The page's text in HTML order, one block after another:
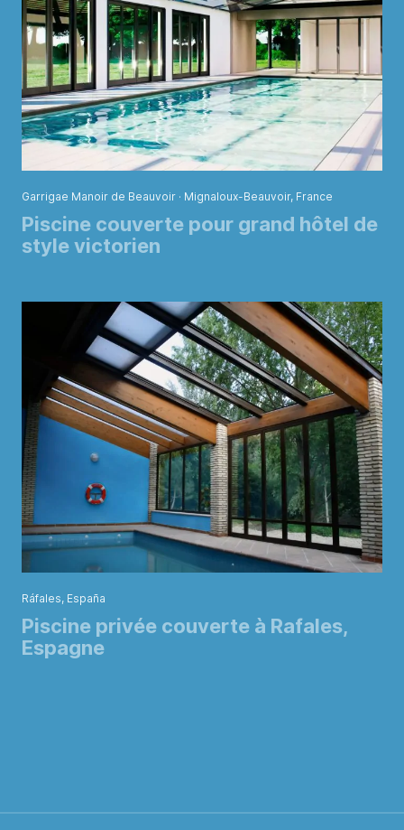
Garrigae Manoir de Beauvoir · Mignaloux-Beauvoir, France
Piscine couverte pour grand hôtel de
style victorien
Ráfales, España
Piscine privée couverte à Rafales,
Espagne